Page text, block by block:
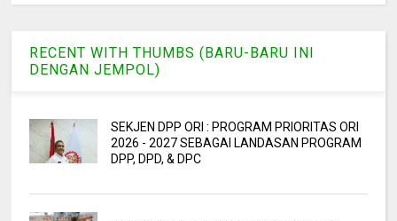
RECENT WITH THUMBS (BARU-BARU INI
DENGAN JEMPOL)
SEKJEN DPP ORI : PROGRAM PRIORITAS ORI
2026 - 2027 SEBAGAI LANDASAN PROGRAM
DPP, DPD, & DPC